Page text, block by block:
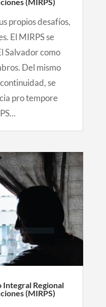
propios desafíos,
El MIRPS se
Salvador como
Del mismo
se
pro tempore
Regional
(MIRPS)